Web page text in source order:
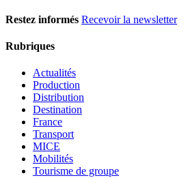
Restez informés Recevoir la newsletter
Rubriques
Actualités
Production
Distribution
Destination
France
Transport
MICE
Mobilités
Tourisme de groupe